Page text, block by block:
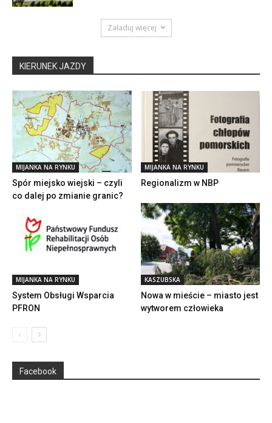
Załaduj więcej
KIERUNEK JAZDY
MIJANKA NA RYNKU
Spór miejsko wiejski – czyli
co dalej po zmianie granic?
MIJANKA NA RYNKU
Regionalizm w NBP
MIJANKA NA RYNKU
System Obsługi Wsparcia
PFRON
KASZUBSKA
Nowa w mieście – miasto jest
wytworem człowieka
Facebook